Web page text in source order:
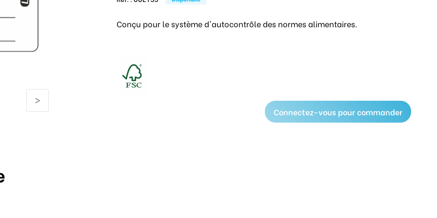
>
Conçu pour le système d'autocontrôle des normes alimentaires.
Connectez-vous pour commander